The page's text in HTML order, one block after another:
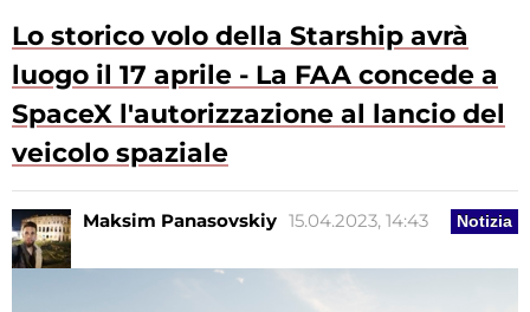
Lo storico volo della Starship avrà
luogo il 17 aprile - La FAA concede a
SpaceX l'autorizzazione al lancio del
veicolo spaziale
Notizia
Maksim Panasovskiy 15.04.2023, 14:43